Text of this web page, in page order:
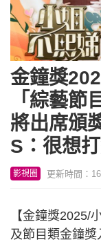
金鐘獎
「綜藝節
將出席頒
S：很想
影視圈 更新時間：
【金鐘獎2025/
及節目類金鐘獎